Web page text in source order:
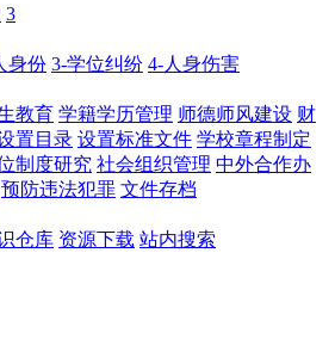
3
身份 3-学位纠纷 4-人身伤害
教育 学籍学历管理 师德师风建设 财
置目录 设置标准文件 学校章程制定
制度研究 社会组织管理 中外合作办
预防违法犯罪 文件存档
仓库 资源下载 站内搜索